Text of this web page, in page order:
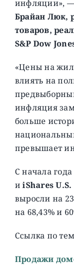
инфляции», —
Брайан Люк,
товаров,
S&P Dow
«Цены на
влиять на
инфляция
больше
превышает
С начала года
иiShares
выросли на
на 68,43% и
Ссылка по
Продажи